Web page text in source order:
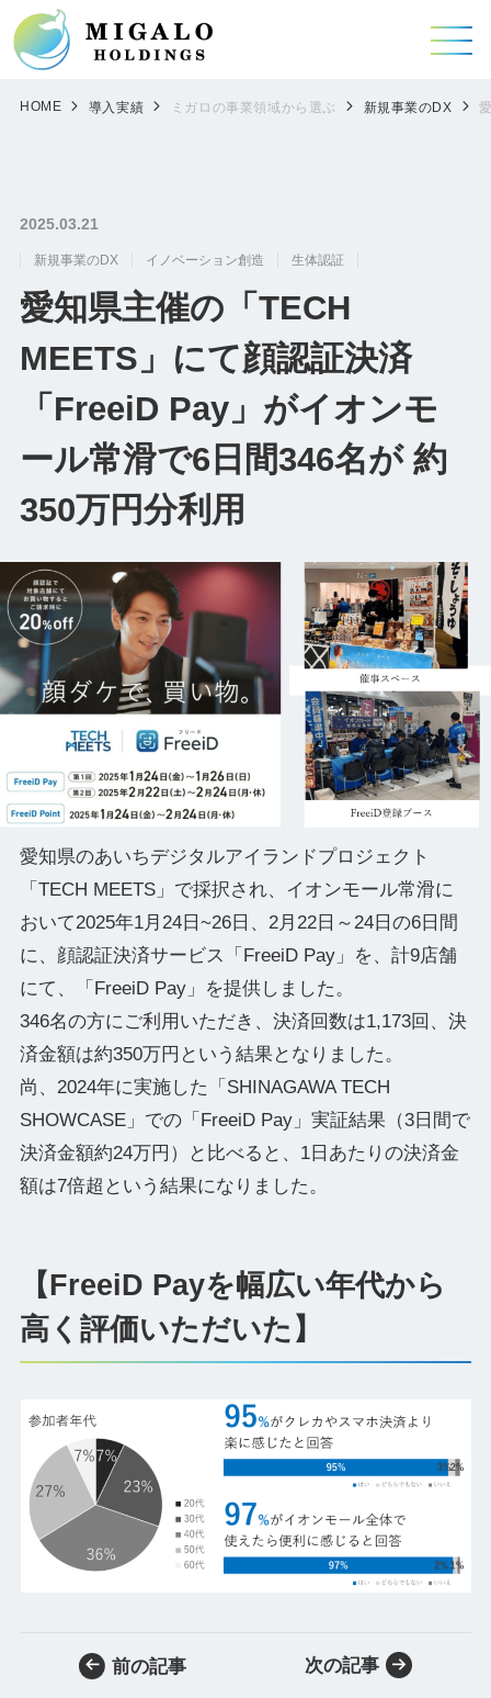
HOME 導入実績 ミガロの事業領域から選ぶ 新規事業のDX
2025.03.21
新規事業のDX イノベーション創造 生体認証
愛知県主催の「TECH
MEETS」にて顔認証決済
「FreeiD Pay」がイオンモ
ール常滑で6日間346名が 約
350万円分利用
愛知県のあいちデジタルアイランドプロジェクト
「TECH MEETS」で採択され、イオンモール常滑に
おいて2025年1月24日~26日、2月22日～24日の6日間
に、顔認証決済サービス「FreeiD Pay」を、計9店舗
にて、「FreeiD Pay」を提供しました。
346名の方にご利用いただき、決済回数は1,173回、決
済金額は約350万円という結果となりました。
尚、2024年に実施した「SHINAGAWA TECH
SHOWCASE」での「FreeiD Pay」実証結果（3日間で
決済金額約24万円）と比べると、1日あたりの決済金
額は7倍超という結果になりました。
【FreeiD Payを幅広い年代から
高く評価いただいた】
前の記事 次の記事